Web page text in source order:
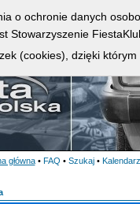
główna • FAQ • Szukaj • Kalendarz
o ochronie danych
Stowarzyszenie
(cookies), dzięki